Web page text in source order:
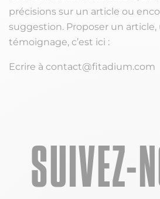
précisions sur un article ou
suggestion. Proposer un
témoignage, c’est ici :
Ecrire à contact@fitadium.com
SUIVEZ-